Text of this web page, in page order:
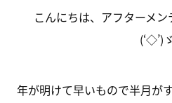
こんにちは、アフターメ
(‘◇’)ゞ
年が明けて早いもので半月が